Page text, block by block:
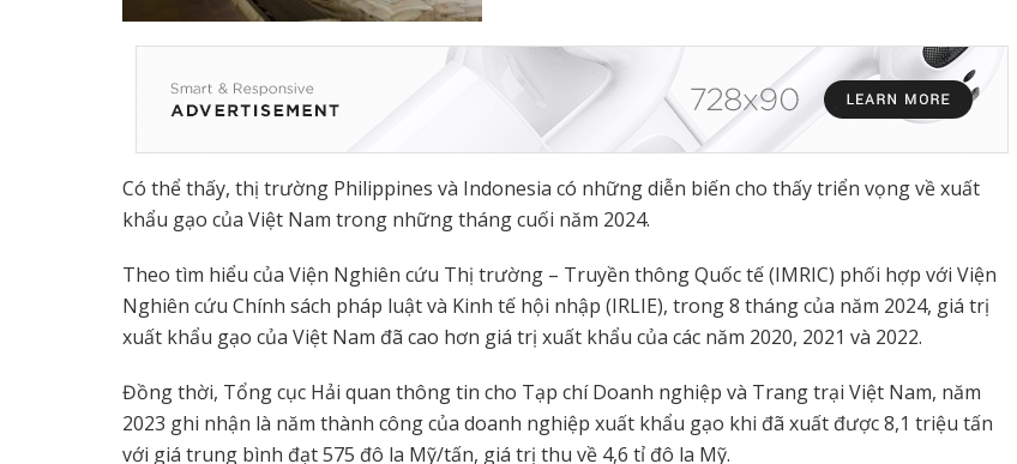
Có thể thấy, thị trường Philippines và Indonesia có những diễn biến cho thấy triển vọng về xuất
khẩu gạo của Việt Nam trong những tháng cuối năm 2024.
Theo tìm hiểu của Viện Nghiên cứu Thị trường – Truyền thông Quốc tế (IMRIC) phối hợp với Viện
Nghiên cứu Chính sách pháp luật và Kinh tế hội nhập (IRLIE), trong 8 tháng của năm 2024, giá trị
xuất khẩu gạo của Việt Nam đã cao hơn giá trị xuất khẩu của các năm 2020, 2021 và 2022.
Đồng thời, Tổng cục Hải quan thông tin cho Tạp chí Doanh nghiệp và Trang trại Việt Nam, năm
2023 ghi nhận là năm thành công của doanh nghiệp xuất khẩu gạo khi đã xuất được 8,1 triệu tấn
với giá trung bình đạt 575 đô la Mỹ/tấn, giá trị thu về 4,6 tỉ đô la Mỹ.